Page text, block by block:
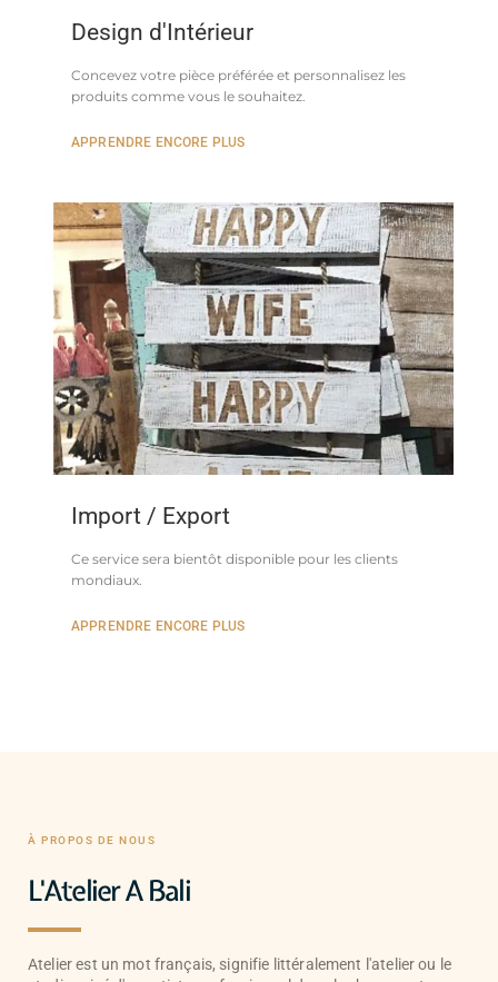
Design d'Intérieur
Concevez votre pièce préférée et personnalisez les
produits comme vous le souhaitez.
APPRENDRE ENCORE PLUS
Import / Export
Ce service sera bientôt disponible pour les clients
mondiaux.
APPRENDRE ENCORE PLUS
À PROPOS DE NOUS
L'Atelier A Bali
Atelier est un mot français, signifie littéralement l'atelier ou le